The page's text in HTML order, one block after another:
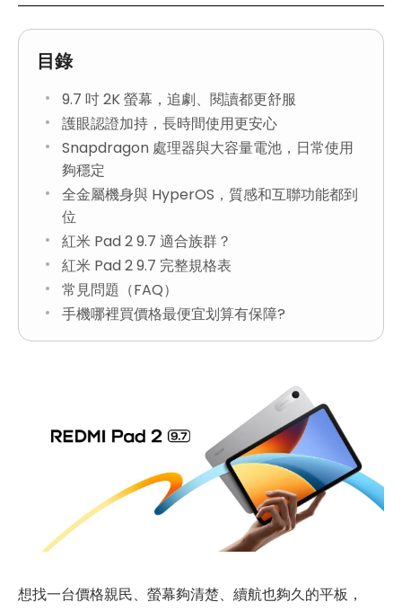
目錄
9.7 吋 2K 螢幕，追劇、閱讀都更舒服
護眼認證加持，長時間使用更安心
Snapdragon 處理器與大容量電池，日常使用
夠穩定
全金屬機身與 HyperOS，質感和互聯功能都到
位
紅米 Pad 2 9.7 適合族群？
紅米 Pad 2 9.7 完整規格表
常見問題（FAQ）
手機哪裡買價格最便宜划算有保障?
想找一台價格親民、螢幕夠清楚、續航也夠久的平板，